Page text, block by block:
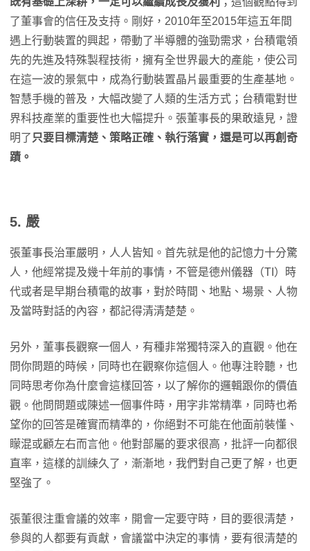
了董事會的信任及支持。剛好，2010年至2015年這五年間
遇上行動裝置的興起，帶動了半導體的強勁需求，台積電領
先的先進及特殊製程技術，擁有全世界最大的產能，使公司
在這一波的景氣中，成為行動裝置晶片最重要的生產基地。
智慧手機的普及，大幅改變了人類的生活方式；台積電對世
界科技產業的重要性也大幅提升。張董事長的果敢遠見，證
明了 只要目標清楚、策略正確、執行落實，還是可以再創奇
蹟。
5. 嚴
張董事長治軍嚴明，人人皆知。首先就是他的記憶力十分驚
人，他經常提及幾十年前的事情，不管是德州儀器（TI）時
代或者是早期台積電的故事，對於時間、地點、場景、人物
及當時對話的內容，都記得清清楚楚。
另外，董事長觀察一個人，有種非常獨特深入的直觀。他在
問你問題的時候，同時也在觀察你這個人。他專注聆聽，也
同時思考你為什麼會這樣回答，以了解你的邏輯跟你的價值
觀。他問問題或陳述一個事件時，用字非常精準，同時也希
望你的回答是確實而精準的，你絕對不可能在他面前裝懂、
矇混或顧左右而言他。他對部屬的要求很高，批評一向都很
直率，這樣的訓練久了，漸漸地，我們對自己更了解，也更
堅強了。
張董很注重會議的效率，開會一定要守時，目的要很清楚，
參與的人都要有貢獻，會議當中決定的事情，要有很清楚的